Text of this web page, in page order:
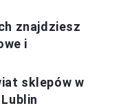
znajdziesz
i
sklepów w